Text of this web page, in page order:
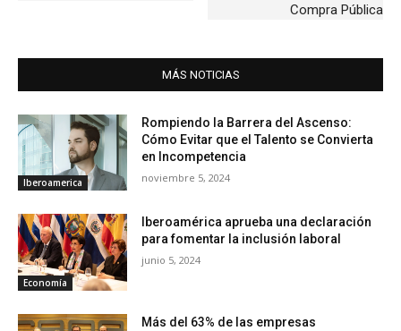
Compra Pública
MÁS NOTICIAS
Iberoamerica
Rompiendo la Barrera del Ascenso:
Cómo Evitar que el Talento se Convierta
en Incompetencia
noviembre 5, 2024
Economía
Iberoamérica aprueba una declaración
para fomentar la inclusión laboral
junio 5, 2024
Más del 63% de las empresas